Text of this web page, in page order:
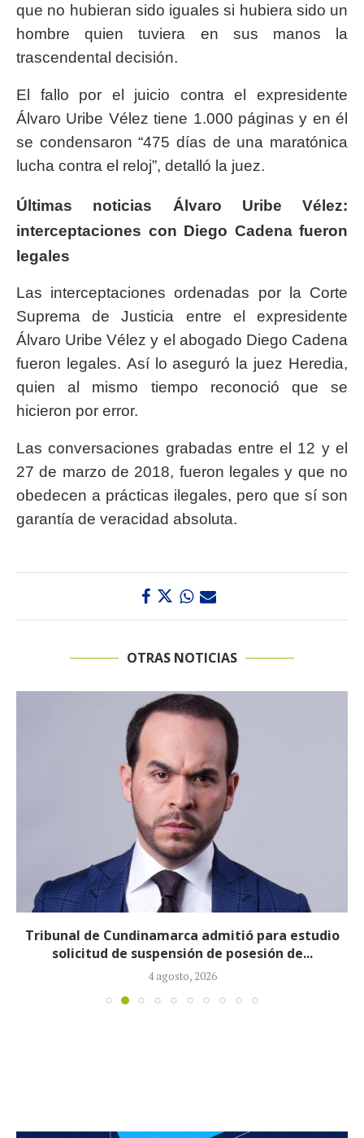
que no hubieran sido iguales si hubiera sido un
hombre quien tuviera en sus manos la
trascendental decisión.
El fallo por el juicio contra el expresidente
Álvaro Uribe Vélez tiene 1.000 páginas y en él
se condensaron “475 días de una maratónica
lucha contra el reloj”, detalló la juez.
Últimas noticias Álvaro Uribe Vélez:
interceptaciones con Diego Cadena fueron
legales
Las interceptaciones ordenadas por la Corte
Suprema de Justicia entre el expresidente
Álvaro Uribe Vélez y el abogado Diego Cadena
fueron legales. Así lo aseguró la juez Heredia,
quien al mismo tiempo reconoció que se
hicieron por error.
Las conversaciones grabadas entre el 12 y el
27 de marzo de 2018, fueron legales y que no
obedecen a prácticas ilegales, pero que sí son
garantía de veracidad absoluta.
OTRAS NOTICIAS
Tribunal de Cundinamarca admitió para estudio
solicitud de suspensión de posesión de...
4 agosto, 2026